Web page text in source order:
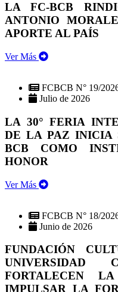
LA FC-BCB
ANTONIO
APORTE AL PAÍS
Ver Más
FCBCB N° 19/
Julio de 2026
LA 30° FERIA
DE LA PAZ INICIA
BCB COMO
HONOR
Ver Más
FCBCB N° 18/
Junio de 2026
FUNDACIÓN
UNIVERSIDAD
FORTALECEN
IMPULSAR LA